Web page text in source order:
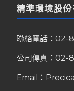
精準環境股份
聯絡電話： 02-
公司傳真：02-
Email：